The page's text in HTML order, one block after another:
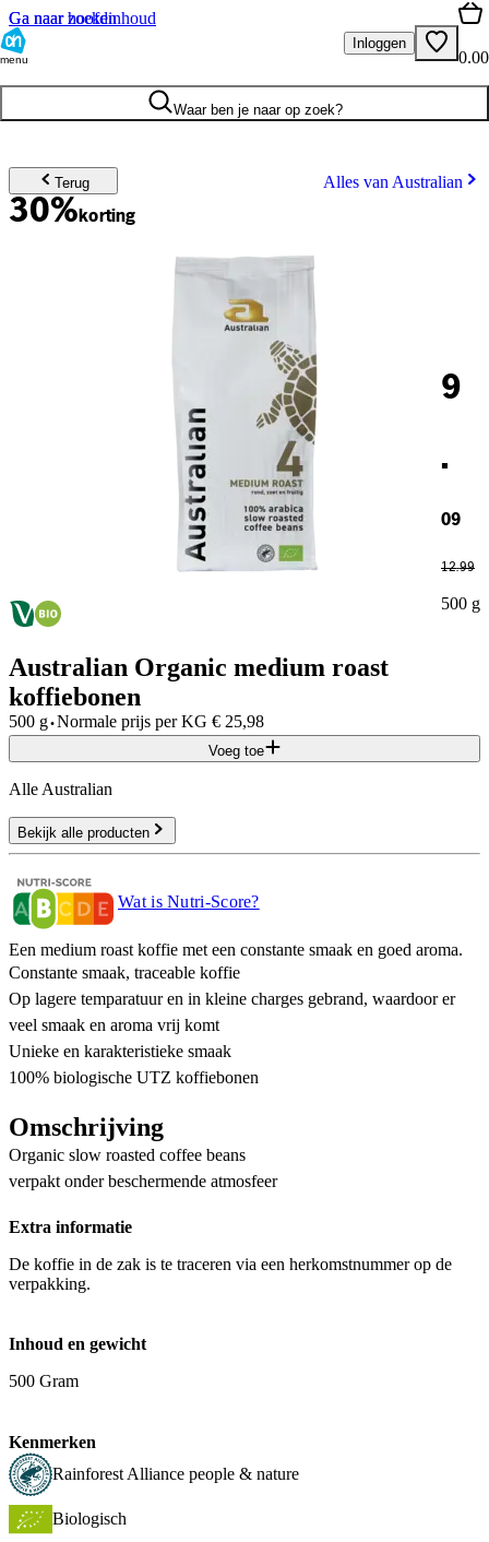
Ga naar hoofdinhoud
Ga naar zoeken
menu
Inloggen
0.00
Waar ben je naar op zoek?
Terug Alles van Australian
30%korting
9
.
09
12.99
500 g
Australian Organic medium roast
koffiebonen
500 g·Normale prijs per KG € 25,98
Voeg toe
Alle Australian
Bekijk alle producten
Wat is Nutri-Score?
Een medium roast koffie met een constante smaak en goed aroma.
Constante smaak, traceable koffie
Op lagere temparatuur en in kleine charges gebrand, waardoor er
veel smaak en aroma vrij komt
Unieke en karakteristieke smaak
100% biologische UTZ koffiebonen
Omschrijving
Organic slow roasted coffee beans
verpakt onder beschermende atmosfeer
Extra informatie
De koffie in de zak is te traceren via een herkomstnummer op de
verpakking.
Inhoud en gewicht
500 Gram
Kenmerken
Rainforest Alliance people & nature
Biologisch